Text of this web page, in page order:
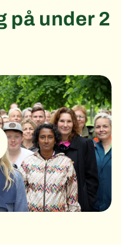
på under 2